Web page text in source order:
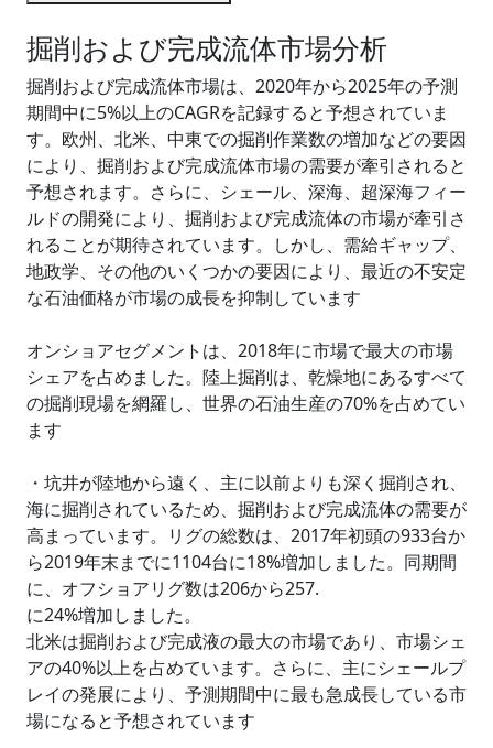
掘削および完成流体市場分析
掘削および完成流体市場は、2020年から2025年の予測
期間中に5%以上のCAGRを記録すると予想されていま
す。欧州、北米、中東での掘削作業数の増加などの要因
により、掘削および完成流体市場の需要が牽引されると
予想されます。さらに、シェール、深海、超深海フィー
ルドの開発により、掘削および完成流体の市場が牽引さ
れることが期待されています。しかし、需給ギャップ、
地政学、その他のいくつかの要因により、最近の不安定
な石油価格が市場の成長を抑制しています
オンショアセグメントは、2018年に市場で最大の市場
シェアを占めました。陸上掘削は、乾燥地にあるすべて
の掘削現場を網羅し、世界の石油生産の70%を占めてい
ます
・坑井が陸地から遠く、主に以前よりも深く掘削され、
海に掘削されているため、掘削および完成流体の需要が
高まっています。リグの総数は、2017年初頭の933台か
ら2019年末までに1104台に18%増加しました。同期間
に、オフショアリグ数は206から257.
に24%増加しました。
北米は掘削および完成液の最大の市場であり、市場シェ
アの40%以上を占めています。さらに、主にシェールプ
レイの発展により、予測期間中に最も急成長している市
場になると予想されています